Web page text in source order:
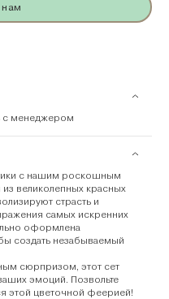
нам
с менеджером
с нашим роскошным
великолепных красных
страсть и
самых искренних
оформлена
создать незабываемый
сюрпризом, этот сет
эмоций. Позвольте
этой цветочной феерией!